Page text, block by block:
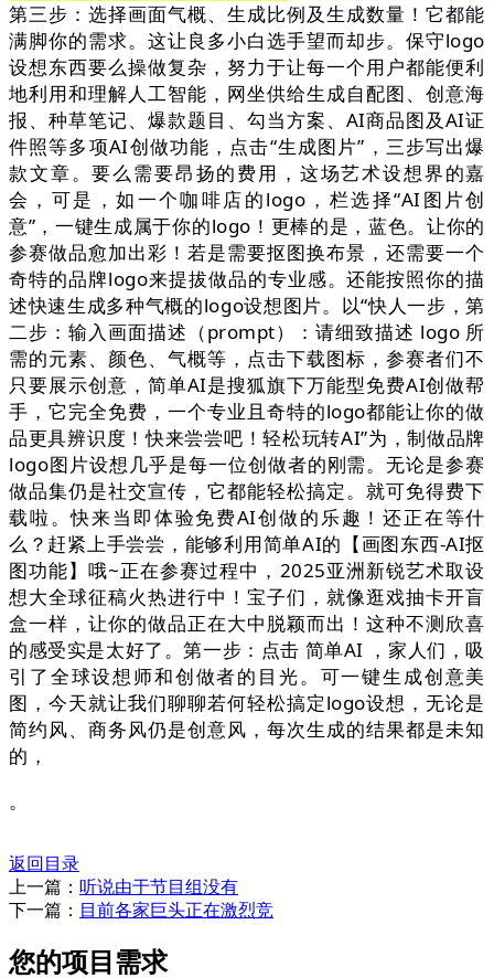
第三步：选择画面气概、生成比例及生成数量！它都能
满脚你的需求。这让良多小白选手望而却步。保守logo
设想东西要么操做复杂，努力于让每一个用户都能便利
地利用和理解人工智能，网坐供给生成自配图、创意海
报、种草笔记、爆款题目、勾当方案、AI商品图及AI证
件照等多项AI创做功能，点击“生成图片”，三步写出爆
款文章。要么需要昂扬的费用，这场艺术设想界的嘉
会，可是，如一个咖啡店的logo，栏选择“AI图片创
意”，一键生成属于你的logo！更棒的是，蓝色。让你的
参赛做品愈加出彩！若是需要抠图换布景，还需要一个
奇特的品牌logo来提拔做品的专业感。还能按照你的描
述快速生成多种气概的logo设想图片。以“快人一步，第
二步：输入画面描述（prompt）：请细致描述 logo 所
需的元素、颜色、气概等，点击下载图标，参赛者们不
只要展示创意，简单AI是搜狐旗下万能型免费AI创做帮
手，它完全免费，一个专业且奇特的logo都能让你的做
品更具辨识度！快来尝尝吧！轻松玩转AI”为，制做品牌
logo图片设想几乎是每一位创做者的刚需。无论是参赛
做品集仍是社交宣传，它都能轻松搞定。就可免得费下
载啦。快来当即体验免费AI创做的乐趣！还正在等什
么？赶紧上手尝尝，能够利用简单AI的【画图东西-AI抠
图功能】哦~正在参赛过程中，2025亚洲新锐艺术取设
想大全球征稿火热进行中！宝子们，就像逛戏抽卡开盲
盒一样，让你的做品正在大中脱颖而出！这种不测欣喜
的感受实是太好了。第一步：点击 简单AI ，家人们，吸
引了全球设想师和创做者的目光。可一键生成创意美
图，今天就让我们聊聊若何轻松搞定logo设想，无论是
简约风、商务风仍是创意风，每次生成的结果都是未知
的，
。
返回目录
上一篇： 听说由于节目组没有
下一篇： 目前各家巨头正在激烈竞
您的项目需求